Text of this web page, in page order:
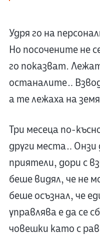
Удря го на
Но посочените не
го показват.
останалите…
а те лежаха на
Три месеца по-
други места… Онзи
приятели, дори с
беше видял, че не
беше осъзнал, че
управлява е да се
човешки като с